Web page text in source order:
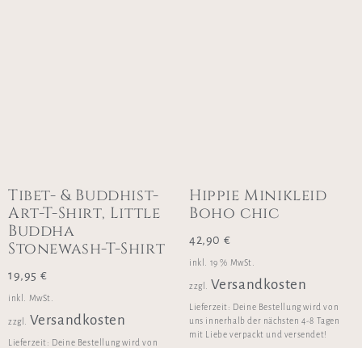
Tibet- & Buddhist-
Art-T-Shirt, Little
Buddha
Stonewash-T-Shirt
19,95 €
inkl. MwSt.
zzgl. Versandkosten
Lieferzeit: Deine Bestellung wird von
Hippie Minikleid
Boho chic
42,90 €
inkl. 19 % MwSt.
zzgl. Versandkosten
Lieferzeit: Deine Bestellung wird von
uns innerhalb der nächsten 4-8 Tagen
mit Liebe verpackt und versendet!